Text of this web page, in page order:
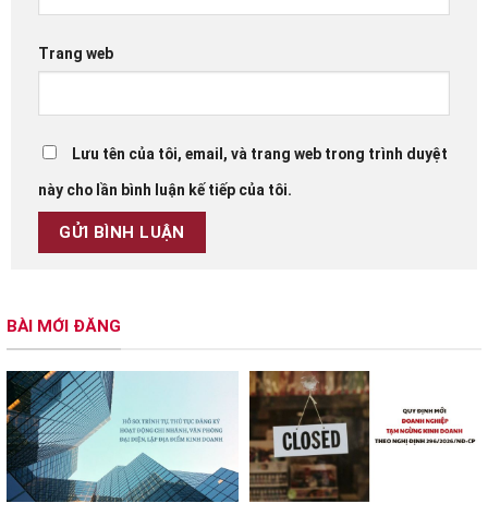
Trang web
Lưu tên của tôi, email, và trang web trong trình duyệt
này cho lần bình luận kế tiếp của tôi.
BÀI MỚI ĐĂNG